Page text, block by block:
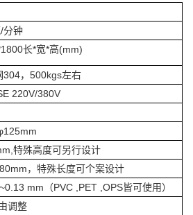
分钟
长*宽*高(mm)
304，500kgs左右
220V/380V
特殊高度可另行设计
，特殊长度可个案设计
mm（PVC ,PET ,OPS皆可使用）
调整